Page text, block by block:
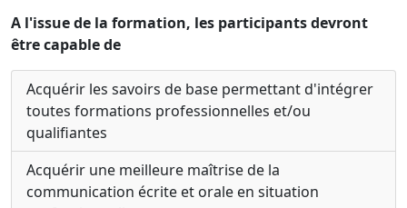
A l'issue de la formation, les participants devront
être capable de
Acquérir les savoirs de base permettant d'intégrer
toutes formations professionnelles et/ou
qualifiantes
Acquérir une meilleure maîtrise de la
communication écrite et orale en situation